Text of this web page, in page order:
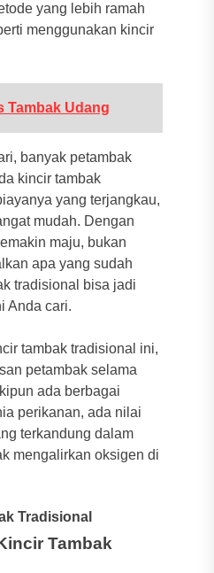
yang lebih ramah
menggunakan kincir
Tambak Udang
banyak petambak
kincir tambak
yang terjangkau,
mudah. Dengan
maju, bukan
apa yang sudah
tradisional bisa jadi
Anda cari.
tambak tradisional ini,
petambak selama
ada berbagai
perikanan, ada nilai
terkandung dalam
mengalirkan oksigen di
Tradisional
Tambak